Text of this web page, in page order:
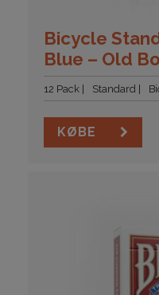
Bicycle
Blue – Old
12 Pack Standard
KØBE